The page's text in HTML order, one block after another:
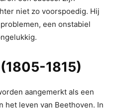
niet zo voorspoedig. Hij
een onstabiel
1815)
aangemerkt als een
het leven van Beethoven. In